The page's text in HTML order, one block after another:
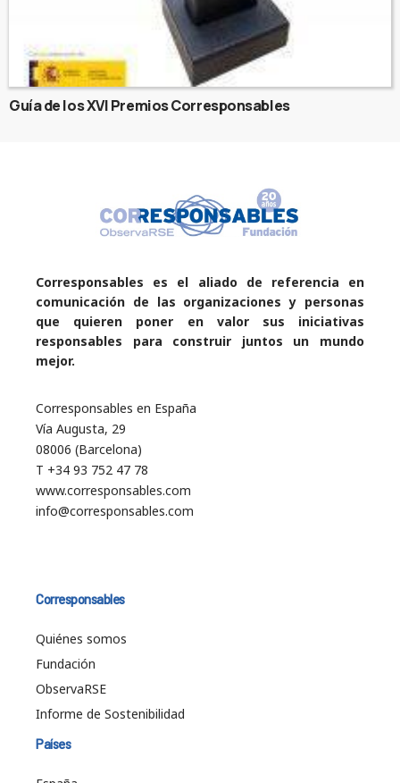
Guía de los XVI Premios Corresponsables
Corresponsables es el aliado de referencia en
comunicación de las organizaciones y personas
que quieren poner en valor sus iniciativas
responsables para construir juntos un mundo
mejor.
Corresponsables en España
Vía Augusta, 29
08006 (Barcelona)
T +34 93 752 47 78
www.corresponsables.com
info@corresponsables.com
Corresponsables
Quiénes somos
Fundación
ObservaRSE
Informe de Sostenibilidad
Países